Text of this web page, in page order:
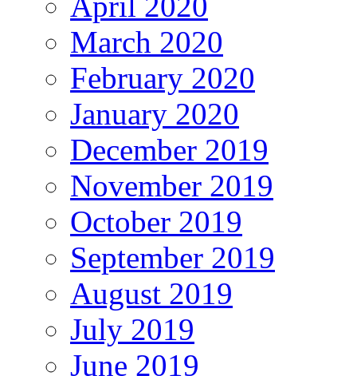
March 2020
February 2020
January 2020
December 2019
November 2019
October 2019
September 2019
August 2019
July 2019
June 2019